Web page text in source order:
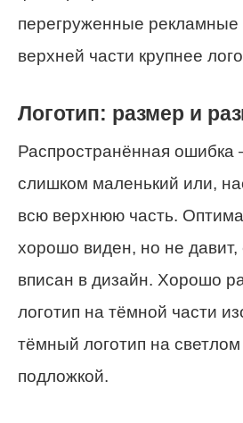
перегруженные рекламные
верхней части крупнее
Логотип: размер и
Распространённая ошибка
слишком маленький или,
всю верхнюю часть.
хорошо виден, но не давит,
вписан в дизайн. Хорошо
логотип на тёмной части
тёмный логотип на
подложкой.